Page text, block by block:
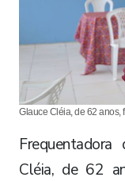
Glauce Cléia, de 62 anos,
Cléia, de 62